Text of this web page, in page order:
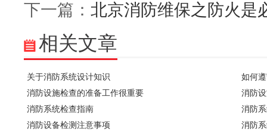
下一篇： 北京消防维保之防火是
相关文章
关于消防系统设计知识
如何
消防设施检查的准备工作很重要
消防
消防系统检查指南
消防
消防设备检测注意事项
消防